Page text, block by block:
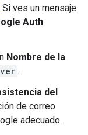
Si ves un mensaje
Auth
Nombre de la
.
del
de correo
adecuado.